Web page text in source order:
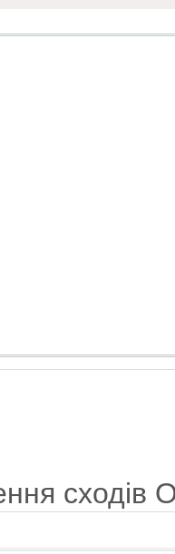
сходів